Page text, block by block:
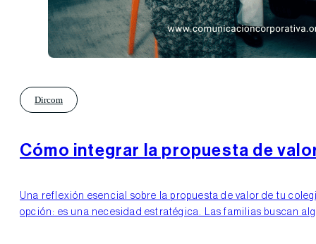
Dircom
Cómo integrar la propuesta de
Una reflexión esencial sobre la propuesta de valor de tu
opción: es una necesidad estratégica. Las familias buscan